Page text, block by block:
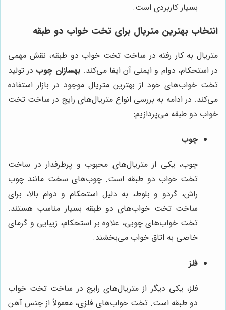
بسیار کاربردی است.
انتخاب بهترین متریال برای تخت خواب دو طبقه
متریال به کار رفته در ساخت تخت خواب دو طبقه، نقش مهمی
در استحکام، دوام و ایمنی آن ایفا می‌کند. بهسازان چوب در تولید
تخت خواب‌های خود از بهترین متریال موجود در بازار استفاده
می‌کند. در ادامه به بررسی انواع متریال‌های رایج در ساخت تخت
خواب دو طبقه می‌پردازیم:
چوب
چوب، یکی از متریال‌های محبوب و پرطرفدار در ساخت
تخت خواب دو طبقه است. چوب‌های سخت مانند چوب
راش، گردو و بلوط، به دلیل استحکام و دوام بالا، برای
ساخت تخت خواب‌های دو طبقه بسیار مناسب هستند.
تخت خواب‌های چوبی، علاوه بر استحکام، زیبایی و گرمای
خاصی به اتاق خواب می‌بخشند.
فلز
فلز، یکی دیگر از متریال‌های رایج در ساخت تخت خواب
دو طبقه است. تخت خواب‌های فلزی، معمولاً از جنس آهن